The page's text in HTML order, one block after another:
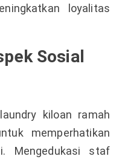
loyalitas
Sosial
kiloan ramah
memperhatikan
Mengedukasi staf